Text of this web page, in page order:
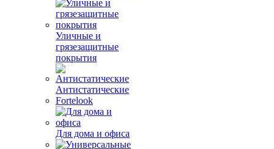
Уличные и
грязезащитные
покрытия
Антистатические
Fortelook
Для дома и офиса